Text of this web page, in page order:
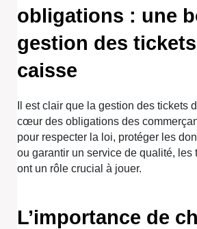
obligations : une
gestion des
caisse
Il est clair que la gestion des tickets
cœur des obligations des
pour respecter la loi, protéger les
ou garantir un service de qualité, les
ont un rôle crucial à jouer.
L’importance de